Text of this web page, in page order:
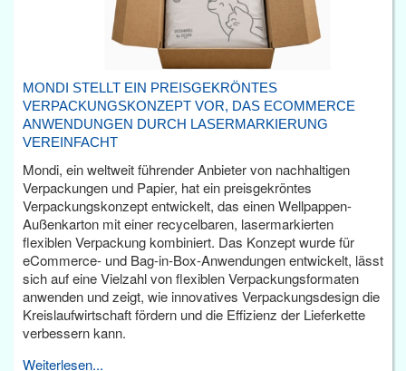
MONDI STELLT EIN PREISGEKRÖNTES
VERPACKUNGSKONZEPT VOR, DAS ECOMMERCE
ANWENDUNGEN DURCH LASERMARKIERUNG
VEREINFACHT
Mondi, ein weltweit führender Anbieter von nachhaltigen
Verpackungen und Papier, hat ein preisgekröntes
Verpackungskonzept entwickelt, das einen Wellpappen-
Außenkarton mit einer recycelbaren, lasermarkierten
flexiblen Verpackung kombiniert. Das Konzept wurde für
eCommerce- und Bag-in-Box-Anwendungen entwickelt, lässt
sich auf eine Vielzahl von flexiblen Verpackungsformaten
anwenden und zeigt, wie innovatives Verpackungsdesign die
Kreislaufwirtschaft fördern und die Effizienz der Lieferkette
verbessern kann.
Weiterlesen...